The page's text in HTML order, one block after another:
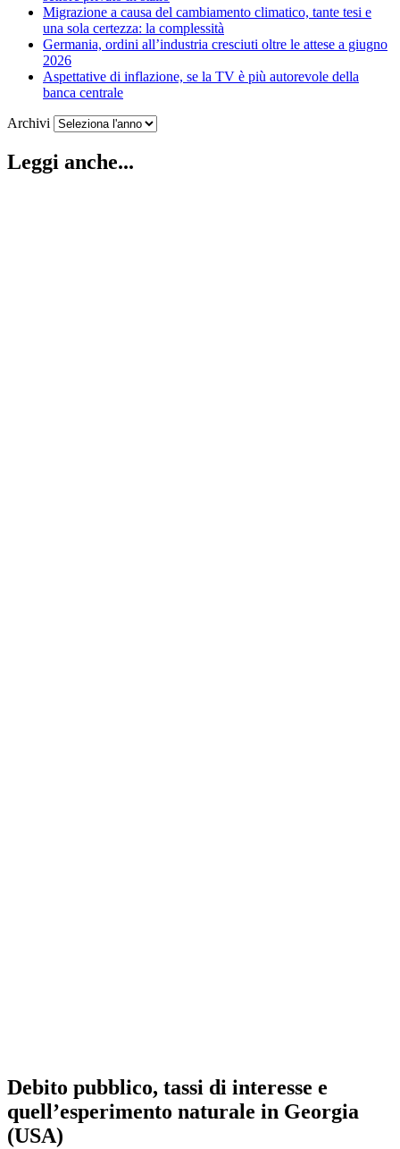
Migrazione a causa del cambiamento climatico, tante tesi e
una sola certezza: la complessità
Germania, ordini all’industria cresciuti oltre le attese a giugno
2026
Aspettative di inflazione, se la TV è più autorevole della
banca centrale
Archivi
Leggi anche...
Debito pubblico, tassi di interesse e
quell’esperimento naturale in Georgia
(USA)